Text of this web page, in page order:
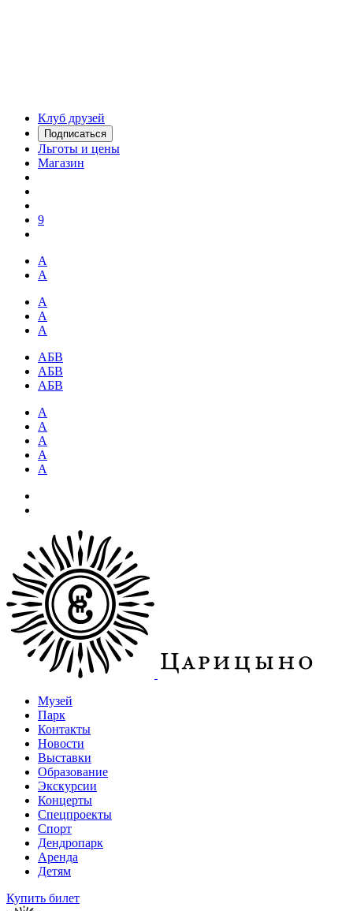
Клуб друзей
Подписаться
Льготы и цены
Магазин
9
А
А
А
А
А
АБВ
АБВ
АБВ
А
А
А
А
А
Музей
Парк
Контакты
Новости
Выставки
Образование
Экскурсии
Концерты
Спецпроекты
Спорт
Дендропарк
Аренда
Детям
Купить билет